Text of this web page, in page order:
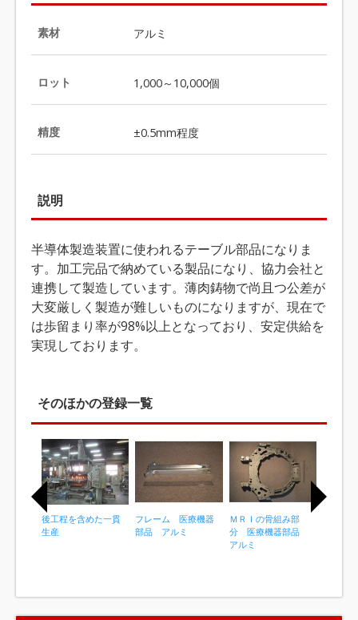
素材 アルミ
ロット 1,000～10,000個
精度 ±0.5mm程度
説明
半導体製造装置に使われるテーブル部品になりま
す。加工完品で納めている製品になり、協力会社と
連携して製造しています。薄肉鋳物で尚且つ公差が
大変厳しく製造が難しいものになりますが、現在で
は歩留まり率が98%以上となっており、安定供給を
実現しております。
そのほかの登録一覧
後工程を含めた一貫
生産
フレーム 医療機器
部品 アルミ
ＭＲＩの骨組み部
分 医療機器部品
アルミ
I
t